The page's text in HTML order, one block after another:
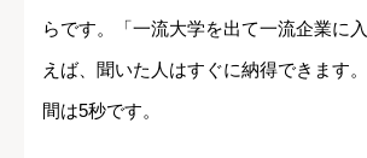
らです。「一流大学を出て一流企業に
えば、聞いた人はすぐに納得できます
間は5秒です。